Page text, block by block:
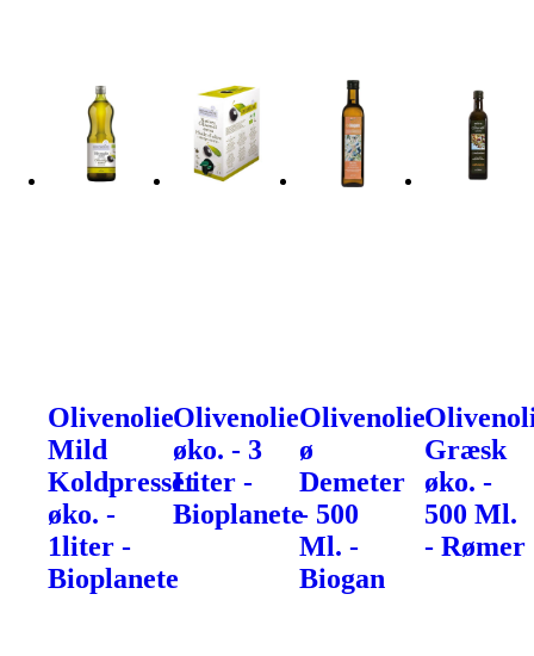
Olivenolie
Mild
Koldpresset
øko. -
1liter -
Bioplanete
Olivenolie
øko. - 3
Liter -
Bioplanete
Olivenolie
ø
Demeter
- 500
Ml. -
Biogan
Græsk
øko. -
500 Ml.
- Rømer